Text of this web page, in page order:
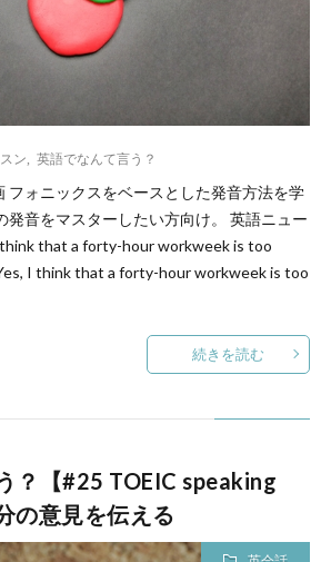
ン 英語でなんて言う？
フォニックスをベースとした発音方法を学
発音をマスターしたい方向け。 英語ニュー
that a forty-hour workweek is too
I think that a forty-hour workweek is too
続きを読む
？【#25 TOEIC speaking
の意見を伝える